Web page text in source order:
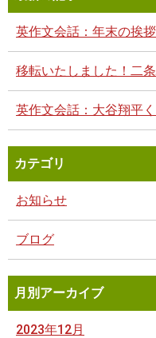
英作文会話：年末の挨
移転いたしました！二
英作文会話：大谷翔平
カテゴリ
お知らせ
ブログ
月別アーカイブ
2023年12月